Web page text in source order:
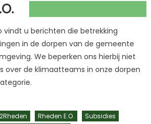
vindt u berichten die betrekking
in de dorpen van de gemeente
We beperken ons hierbij niet
over de klimaatteams in onze dorpen
Rheden E.o.
Subsidies